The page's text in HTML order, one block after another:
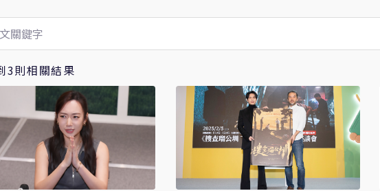
3則相關結果